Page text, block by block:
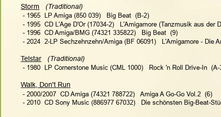
Storm
  (Traditional)
- 1965  LP Amiga (850 039)   Big Beat  (B-2)
- 1995  CD L'Age D'Or (17034-2)   L'Amigamore (Tanzmusik aus der
- 1996  CD Amiga/BMG (74321 335822)   Big Beat  (9)
- 2024  2-LP Sechzehnzehn/Amiga (BF 06091)   L'Amigamore - Die
Telstar
  (Traditional)
- 1980  LP Cornerstone Music (CML 1000)   Rock 'n Roll Drive-In  (A-
Walk, Don't Run
- 2000/2007  CD Amiga (74321 788722)   Amiga A Go-Go Vol.2  (6)
- 2010  CD Sony Music (886977 67032)   Die schönsten Big-Beat-